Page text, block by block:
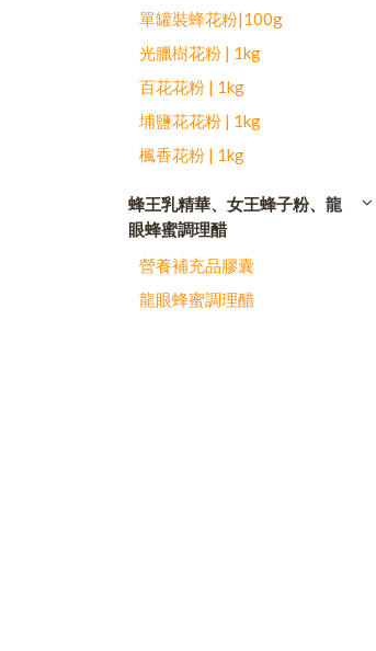
單罐裝蜂花粉|100g
光臘樹花粉 | 1kg
百花花粉 | 1kg
埔鹽花花粉 | 1kg
楓香花粉 | 1kg
蜂王乳精華、女王蜂子粉、龍
眼蜂蜜調理醋
營養補充品膠囊
龍眼蜂蜜調理醋